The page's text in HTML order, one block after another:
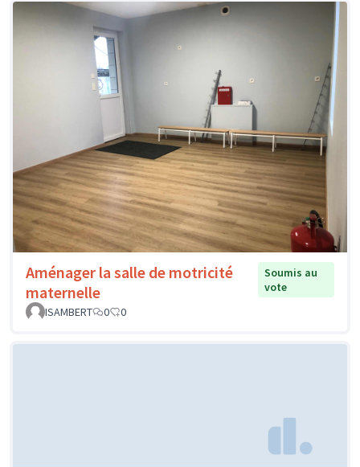
Aménager la salle de motricité
maternelle
Soumis au
vote
ISAMBERT
0 0